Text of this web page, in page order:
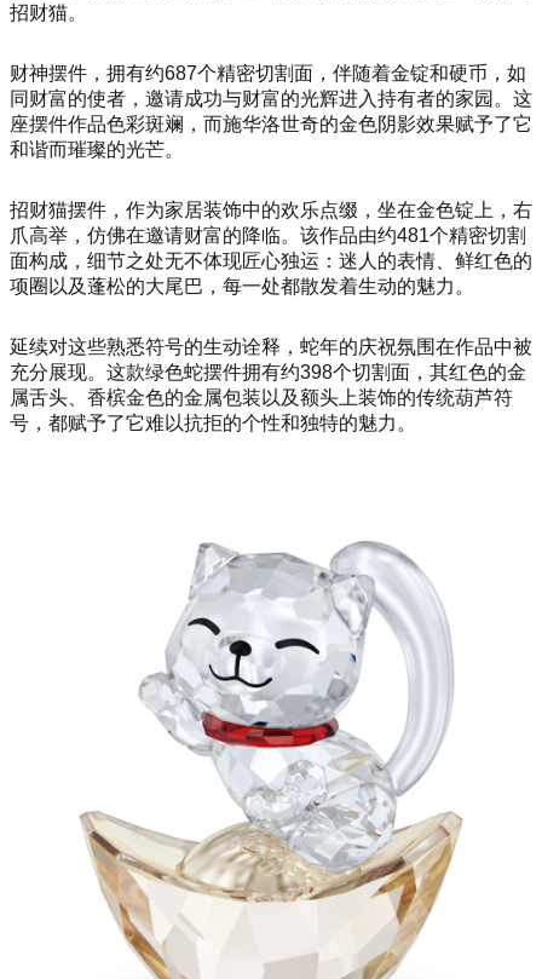
招财猫。
财神摆件，拥有约687个精密切割面，伴随着金锭和硬币，如
同财富的使者，邀请成功与财富的光辉进入持有者的家园。这
座摆件作品色彩斑斓，而施华洛世奇的金色阴影效果赋予了它
和谐而璀璨的光芒。
招财猫摆件，作为家居装饰中的欢乐点缀，坐在金色锭上，右
爪高举，仿佛在邀请财富的降临。该作品由约481个精密切割
面构成，细节之处无不体现匠心独运：迷人的表情、鲜红色的
项圈以及蓬松的大尾巴，每一处都散发着生动的魅力。
延续对这些熟悉符号的生动诠释，蛇年的庆祝氛围在作品中被
充分展现。这款绿色蛇摆件拥有约398个切割面，其红色的金
属舌头、香槟金色的金属包装以及额头上装饰的传统葫芦符
号，都赋予了它难以抗拒的个性和独特的魅力。